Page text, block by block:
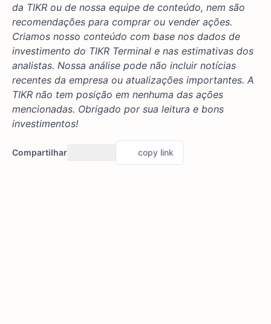
da TIKR ou de nossa equipe de conteúdo, nem são
recomendações para comprar ou vender ações.
Criamos nosso conteúdo com base nos dados de
investimento do TIKR Terminal e nas estimativas dos
analistas. Nossa análise pode não incluir notícias
recentes da empresa ou atualizações importantes. A
TIKR não tem posição em nenhuma das ações
mencionadas. Obrigado por sua leitura e bons
investimentos!
Compartilhar copy link